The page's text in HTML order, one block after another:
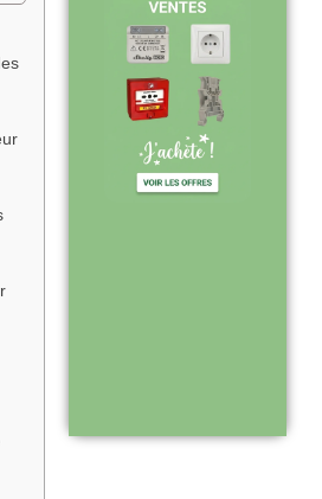
Expédition sous
24-48h :
livraison rapide
après validation
de commande